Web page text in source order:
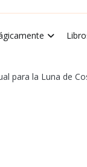
para la Luna de